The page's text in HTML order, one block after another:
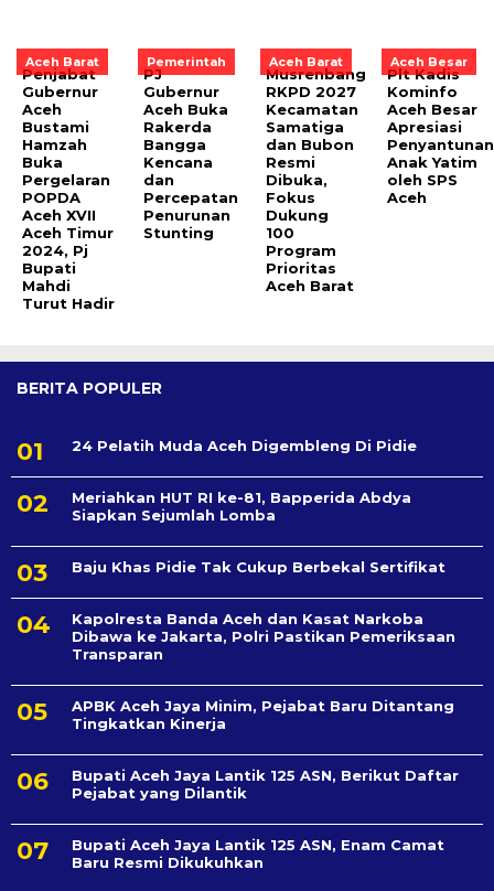
Aceh Barat
Penjabat
Gubernur
Aceh
Bustami
Hamzah
Buka
Pergelaran
POPDA
Aceh XVII
Aceh Timur
2024, Pj
Bupati
Mahdi
Turut Hadir
Pemerintah
PJ
Gubernur
Aceh Buka
Rakerda
Bangga
Kencana
dan
Percepatan
Penurunan
Stunting
Aceh Barat
Musrenbang
RKPD 2027
Kecamatan
Samatiga
dan Bubon
Resmi
Dibuka,
Fokus
Dukung
100
Program
Prioritas
Aceh Barat
Aceh Besar
Plt Kadis
Kominfo
Aceh Besar
Apresiasi
Penyantunan
Anak Yatim
oleh SPS
Aceh
BERITA POPULER
24 Pelatih Muda Aceh Digembleng Di Pidie
Meriahkan HUT RI ke-81, Bapperida Abdya
Siapkan Sejumlah Lomba
Baju Khas Pidie Tak Cukup Berbekal Sertifikat
Kapolresta Banda Aceh dan Kasat Narkoba
Dibawa ke Jakarta, Polri Pastikan Pemeriksaan
Transparan
APBK Aceh Jaya Minim, Pejabat Baru Ditantang
Tingkatkan Kinerja
Bupati Aceh Jaya Lantik 125 ASN, Berikut Daftar
Pejabat yang Dilantik
Bupati Aceh Jaya Lantik 125 ASN, Enam Camat
Baru Resmi Dikukuhkan